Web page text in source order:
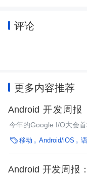
评论
更多内容推荐
Android 开发周报
Apk 瘦身探索
今年的Google I/O大会
加州举办。Android
系统的主流版本，甚至
染优化、React Native
移动 Android/iOS
Android 开发周报